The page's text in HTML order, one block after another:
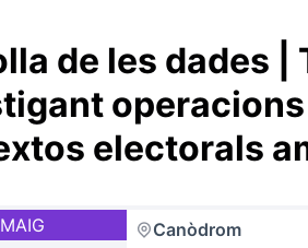
de les dades |
electorals
MAIG Canòdrom